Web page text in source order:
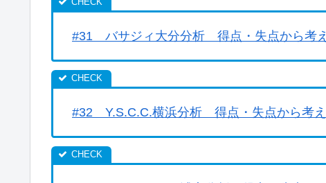
#31 バサジィ大分分析 得点・失点から考
#32 Y.S.C.C.横浜分析 得点・失点から考え